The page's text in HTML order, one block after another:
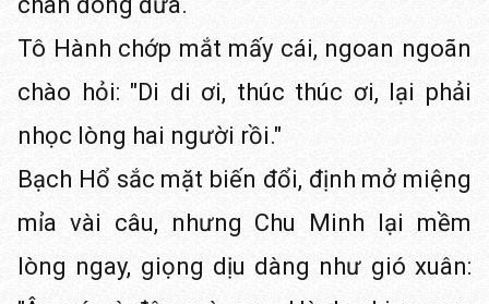
Tô Hành chớp mắt mấy cái, ngoan ngoãn
chào hỏi: "Di di ơi, thúc thúc ơi, lại phải
nhọc lòng hai người rồi."
Bạch Hổ sắc mặt biến đổi, định mở miệng
mỉa vài câu, nhưng Chu Minh lại mềm
lòng ngay, giọng dịu dàng như gió xuân: